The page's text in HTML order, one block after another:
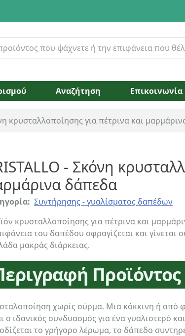
Αναζήτηση Επικοινωνία
κρυσταλλοποίησης για πέτρινα και
- Σκόνη
δάπεδα
Συντήρησης - γυαλίσματος δαπέδων
κρυσταλλοποίησης για πέτρινα και
του δαπέδου σφραγίζεται και
μακράς διάρκειας.
Προϊόντος
χωρίς σύρμα. Μια κόκκινη ή από
ο ιδανικός συνδυασμός για ένα γυαλιστερό
το γρήγορο λέρωμα, το δάπεδο